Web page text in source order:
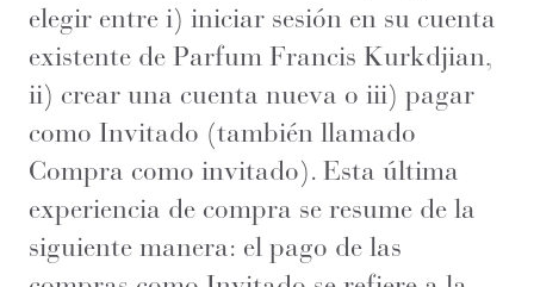
elegir entre i) iniciar sesión en su cuenta
existente de Parfum Francis Kurkdjian,
ii) crear una cuenta nueva o iii) pagar
como Invitado (también llamado
Compra como invitado). Esta última
experiencia de compra se resume de la
siguiente manera: el pago de las